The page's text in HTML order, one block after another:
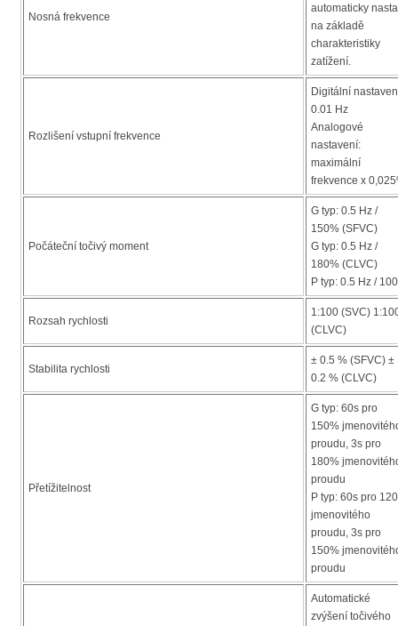
Nosná frekvence
automaticky
na základě
charakteristiky
zatížení.
Rozlišení vstupní frekvence
Digitální
0.01 Hz
Analogové
nastavení:
maximální
frekvence x
Počáteční točivý moment
G typ: 0.5 Hz /
150% (SFVC)
G typ: 0.5 Hz /
180% (CLVC)
P typ: 0.5 Hz /
Rozsah rychlosti
1:100 (SVC)
(CLVC)
Stabilita rychlosti
± 0.5 % (SFVC) ±
0.2 % (CLVC)
Přetížitelnost
G typ: 60s pro
150%
proudu, 3s pro
180%
proudu
P typ: 60s pro
jmenovitého
proudu, 3s pro
150%
proudu
Automatické
zvýšení točivého